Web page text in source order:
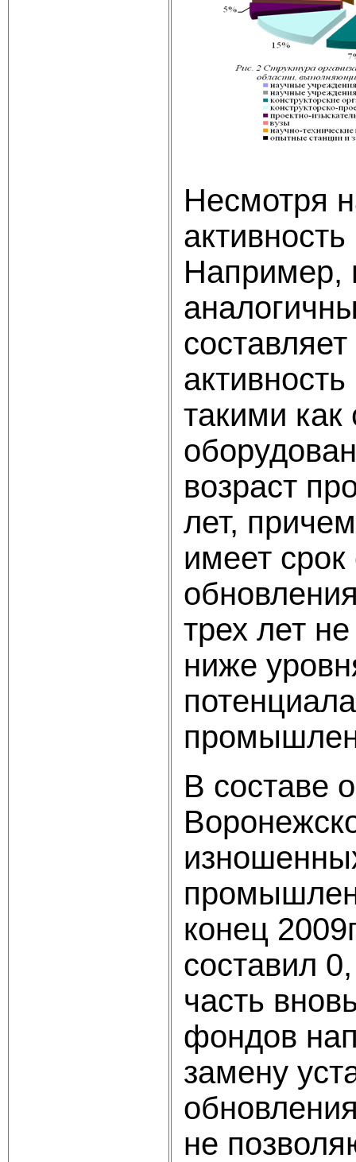
Несмотря
Например,
такими как
возраст
лет,
имеет
трех лет
ниже
В составе
конец
составил
часть
фондов
замену
не